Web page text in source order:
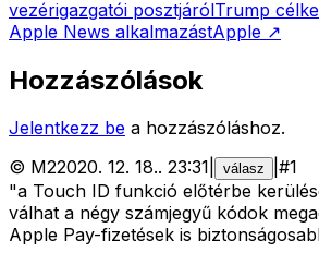
vezérigazgatói posztjárólTrump
Apple News alkalmazástApple ↗
Hozzászólások
Jelentkezz be a hozzászóláshoz.
© M22020. 12. 18.. 23:31 válasz #1
"a Touch ID funkció előtérbe
válhat a négy számjegyű kódok
Apple Pay-fizetések is